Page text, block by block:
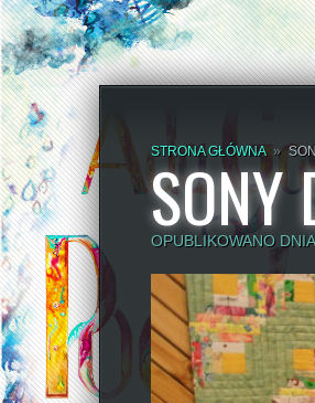
STRONA GŁÓWNA »
SONY
OPUBLIKOWANO